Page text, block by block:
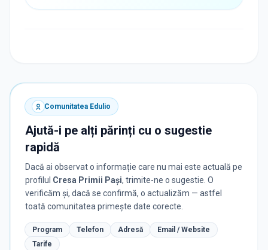
Comunitatea Edulio
Ajută-i pe alți părinți cu o sugestie
rapidă
Dacă ai observat o informație care nu mai este actuală pe
profilul Cresa Primii Pași, trimite-ne o sugestie. O
verificăm și, dacă se confirmă, o actualizăm — astfel
toată comunitatea primește date corecte.
Program Telefon Adresă
Email / Website
Tarife